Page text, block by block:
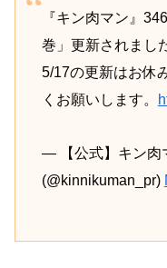
『キン肉マン』
巻」更新されまし
5/17の更新はお休
くお願いします。
— 【公式】キン肉
(@kinnikuman_pr)